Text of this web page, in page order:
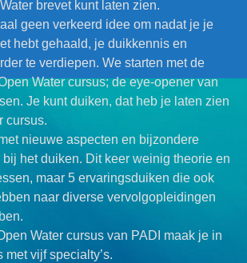
brevet kunt laten zien.
geen verkeerd idee om nadat je je
hebt gehaald, je duikkennis en
te verdiepen. We starten met de
Water cursus; de eye-opener van
Je kunt duiken, dat heb je laten zien
cursus.
nieuwe aspecten en bijzondere
het duiken. Dit keer weinig theorie en
maar 5 ervaringsduiken die ook
naar diverse vervolgopleidingen
Water cursus van PADI maak je in
vijf specialty’s.